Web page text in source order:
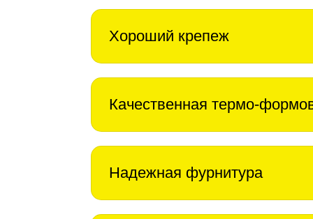
Хороший крепеж
Качественная термо-
Надежная фурнитура